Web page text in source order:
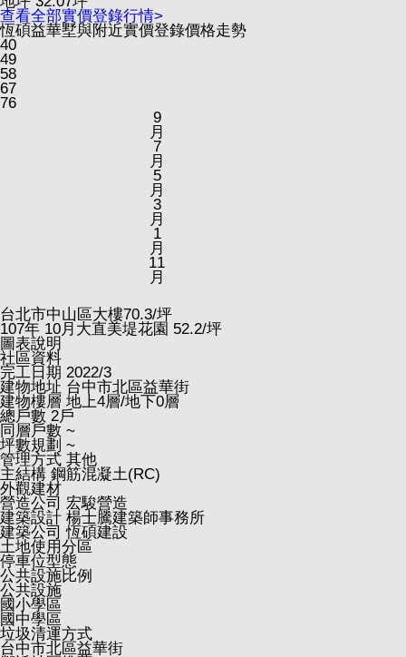
查看全部實價登錄行情>
恆碩益華墅與附近實價登錄價格走勢
40
49
58
67
76
9
月
7
月
5
月
3
月
1
月
11
月
台北市中山區大樓70.3/坪
107年 10月大直美堤花園 52.2/坪
圖表說明
社區資料
完工日期 2022/3
建物地址 台中市北區益華街
建物樓層 地上4層/地下0層
總戶數 2戶
同層戶數 ~
坪數規劃 ~
管理方式 其他
主結構 鋼筋混凝土(RC)
外觀建材
營造公司 宏駿營造
建築設計 楊士騰建築師事務所
建築公司 恆碩建設
土地使用分區
停車位型態
公共設施比例
公共設施
國小學區
國中學區
垃圾清運方式
台中市北區益華街